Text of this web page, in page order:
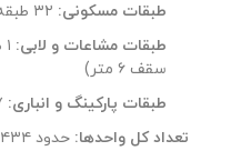
طبقات مسکونی:۳۲ طبقه
طبقات مشاعات و لابی: ۱
سقف ۶ متر)
طبقات پارکینگ و انباری:۷ طبقه منفی
تعداد کل واحدها:حدود ۴۳۴ واحد مسکونی